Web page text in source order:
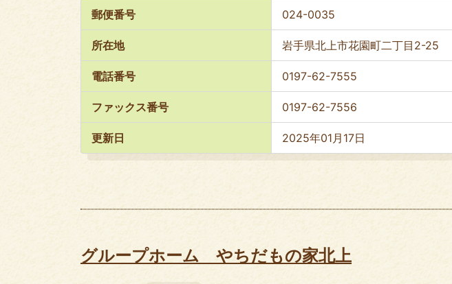
郵便番号 024-0035
所在地 岩手県北上市花園町二丁目2-25
電話番号 0197-62-7555
ファックス番号 0197-62-7556
更新日 2025年01月17日
グループホーム やちだもの家北上